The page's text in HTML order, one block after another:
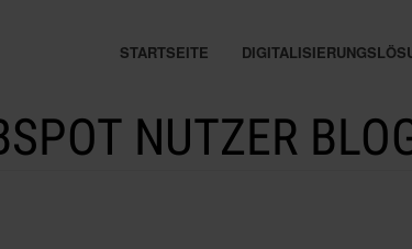
STARTSEITE
NUTZER